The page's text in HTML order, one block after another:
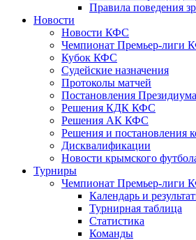
Правила поведения
Новости
Новости КФС
Чемпионат Премьер-лиги
Кубок КФС
Судейские назначения
Протоколы матчей
Постановления
Решения КДК КФС
Решения АК КФС
Решения и постановления
Дисквалификации
Новости крымского
Турниры
Чемпионат Премьер-лиги
Календарь и
Турнирная таблица
Статистика
Команды